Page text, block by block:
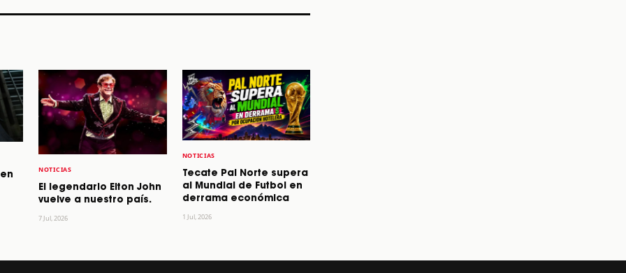
NOTICIAS
El legendario Elton John
vuelve a nuestro país.
7 Jul, 2026
NOTICIAS
Tecate Pal Norte supera
al Mundial de Futbol en
derrama económica
1 Jul, 2026